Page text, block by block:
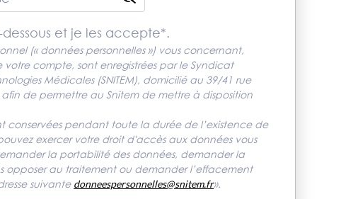
et je les accepte*.
(« données personnelles ») vous concernant,
compte, sont enregistrées par le Syndicat
Médicales (SNITEM), domicilié au 39/41 rue
afin de permettre au Snitem de mettre à disposition
conservées pendant toute la durée de l’existence de
exercer votre droit d'accès aux données vous
la portabilité des données, demander la
opposer au traitement ou demander l’effacement
suivante donneespersonnelles@snitem.fr».